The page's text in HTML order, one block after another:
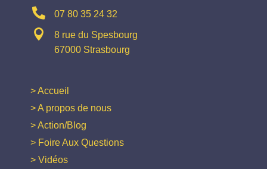
 07 80 35 24 32

8 rue du Spesbourg
67000 Strasbourg
> Accueil
> A propos de nous
> Action/Blog
> Foire Aux Questions
> Vidéos